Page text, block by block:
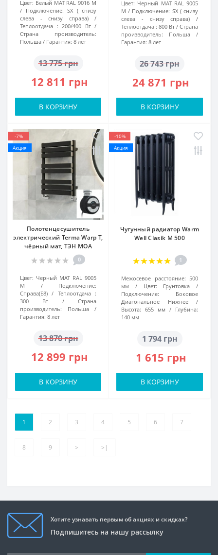
Цвет: Белый МАТ RAL 9016 M
Подключение: SX ( снизу
слева - снизу справа)
Теплоотдача : 200/400 Вт
Страна производитель:
Польша
Гарантия: 8 лет
13 775 грн
12 811 грн
В КОРЗИНУ
Цвет: Черный МАТ RAL 9005
M
Подключение: SX ( снизу
слева - снизу справа)
Теплоотдача : 800 Вт
Страна
производитель:
Польша
Гарантия: 8 лет
26 743 грн
24 871 грн
В КОРЗИНУ
-7%
Акция
Полотенцесушитель
электрический Terma Warp T,
чёрный мат, ТЭН MOA
0
Цвет: Черный МАТ RAL 9005
M
Подключение:
Справа(Е8)
Теплоотдача :
300 Вт
Страна
производитель:
Польша
Гарантия: 8 лет
13 870 грн
12 899 грн
В КОРЗИНУ
-10%
Акция
Чугунный радиатор Warm
Well Clasik M 500
1
Межосевое расстояние: 500
мм
Цвет:
Грунтовка
Подключение:
Боковое
Диагональное Нижнее
Высота: 655 мм
Глубина:
140 мм
1 794 грн
1 615 грн
В КОРЗИНУ
1 2 3 4 5 6 7
8 9 > >|
Хотите узнавать первым об акциях и скидках?
Подпишитесь на нашу рассылку